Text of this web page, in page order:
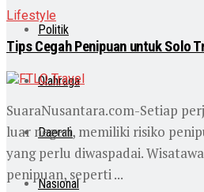
Politik
Olahraga
Daerah
Nasional
Lifestyle
Tips Cegah Penipuan untuk Solo
SuaraNusantara.com-Setiap
luar negeri, memiliki risiko
yang perlu diwaspadai.
penipuan, seperti ...